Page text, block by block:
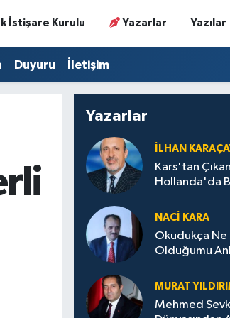
İstişare Kurulu Yazarlar Yazılar
Duyuru İletişim
Yazarlar
İLHAN
Kars'tan
Hollanda'da
Destanı
NACI KARA
Okudukça Ne
Olduğumu
MURAT
Mehmed